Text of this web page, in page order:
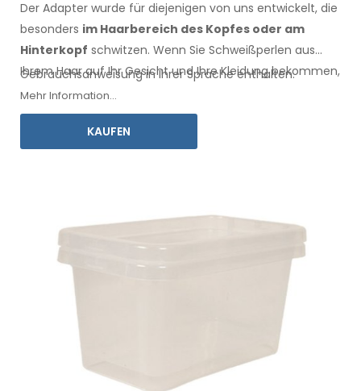
Der Adapter wurde für diejenigen von uns entwickelt, die
besonders im Haarbereich des Kopfes oder am
Hinterkopf schwitzen. Wenn Sie Schweißperlen aus
Ihrem Haarauf Ihr Gesichtund Ihre Kleidungbekommen,
ist dieser Adapter, zusammen mit Electro Antiperspirant
Forte oder Electro Antiperspirant ELITE, für Sie.
Gebrauchsanweisung in Ihrer Sprache enthalten.
Mehr Information...
KAUFEN